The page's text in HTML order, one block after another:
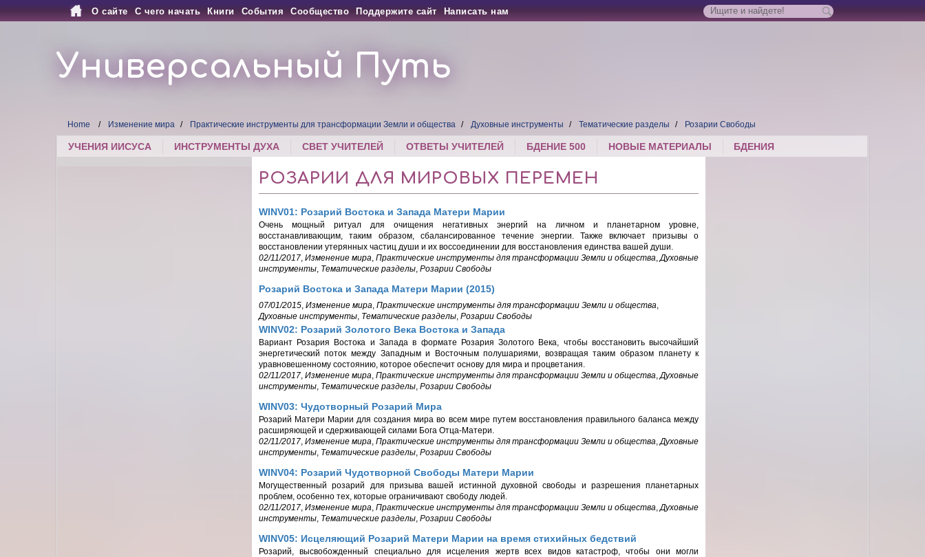
О сайте С чего начать Книги События Сообщество Поддержите сайт Написать нам
Универсальный Путь
Home Изменение мира Практические инструменты для трансформации Земли и общества Духовные инструменты Тематические разделы Розарии Свободы
УЧЕНИЯ ИИСУСА ИНСТРУМЕНТЫ ДУХА СВЕТ УЧИТЕЛЕЙ ОТВЕТЫ УЧИТЕЛЕЙ БДЕНИЕ 500 НОВЫЕ МАТЕРИАЛЫ БДЕНИЯ
РОЗАРИИ ДЛЯ МИРОВЫХ ПЕРЕМЕН
WINV01: Розарий Востока и Запада Матери Марии
Очень мощный ритуал для очищения негативных энергий на личном и планетарном уровне,
восстанавливающим, таким образом, сбалансированное течение энергии. Также включает призывы о
восстановлении утерянных частиц души и их воссоединении для восстановления единства вашей души.
02/11/2017, Изменение мира, Практические инструменты для трансформации Земли и общества,Духовные
инструменты, Тематические разделы, Розарии Свободы
Розарий Востока и Запада Матери Марии (2015)
07/01/2015, Изменение мира, Практические инструменты для трансформации Земли и общества,
Духовные инструменты, Тематические разделы, Розарии Свободы
WINV02: Розарий Золотого Века Востока и Запада
Вариант Розария Востока и Запада в формате Розария Золотого Века, чтобы восстановить высочайший
энергетический поток между Западным и Восточным полушариями, возвращая таким образом планету к
уравновешенному состоянию, которое обеспечит основу для мира и процветания.
02/11/2017, Изменение мира, Практические инструменты для трансформации Земли и общества,Духовные
инструменты, Тематические разделы, Розарии Свободы
WINV03: Чудотворный Розарий Мира
Розарий Матери Марии для создания мира во всем мире путем восстановления правильного баланса между
расширяющей и сдерживающей силами Бога Отца-Матери.
02/11/2017, Изменение мира, Практические инструменты для трансформации Земли и общества,Духовные
инструменты, Тематические разделы, Розарии Свободы
WINV04: Розарий Чудотворной Свободы Матери Марии
Могущественный розарий для призыва вашей истинной духовной свободы и разрешения планетарных
проблем, особенно тех, которые ограничивают свободу людей.
02/11/2017, Изменение мира, Практические инструменты для трансформации Земли и общества,Духовные
инструменты, Тематические разделы, Розарии Свободы
WINV05: Исцеляющий Розарий Матери Марии на время стихийных бедствий
Розарий, высвобожденный специально для исцеления жертв всех видов катастроф, чтобы они могли